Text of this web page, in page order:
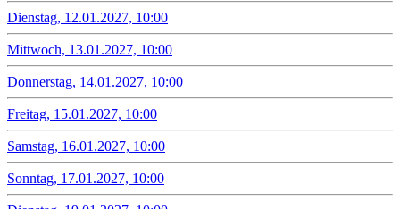
Dienstag, 12.01.2027, 10:00
Mittwoch, 13.01.2027, 10:00
Donnerstag, 14.01.2027, 10:00
Freitag, 15.01.2027, 10:00
Samstag, 16.01.2027, 10:00
Sonntag, 17.01.2027, 10:00